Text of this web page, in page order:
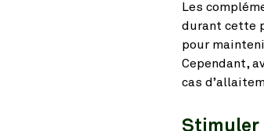
Les
durant cette
pour
Cependant,
cas
Stimuler